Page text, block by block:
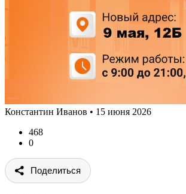
Константин Иванов • 15 июня 2026
468
0
Поделиться